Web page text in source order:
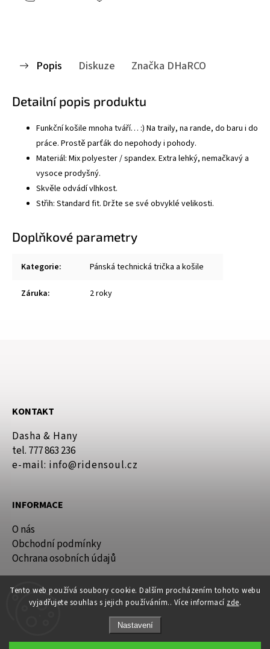
Tento web používá soubory cookie. Dalším procházením tohoto webu
vyjadřujete souhlas s jejich používáním.. Více informací zde.
Nastavení
Popis Diskuze Značka DHaRCO
Detailní popis produktu
Funkční košile mnoha tváří… :) Na traily, na rande, do baru i do
práce. Prostě parťák do nepohody i pohody.
Materiál: Mix polyester / spandex. Extra lehký, nemačkavý a
vysoce prodyšný.
Skvěle odvádí vlhkost.
Střih: Standard fit. Držte se své obvyklé velikosti.
Doplňkové parametry
Kategorie: Pánská technická trička a košile
Záruka: 2 roky
KONTAKT
Dasha & Hany
tel. 777 863 236
e-mail: info@ridensoul.cz
INFORMACE
O nás
Obchodní podmínky
Ochrana osobních údajů